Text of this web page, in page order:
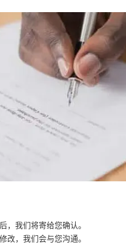
，我们将寄给您确认。
改，我们会与您沟通。